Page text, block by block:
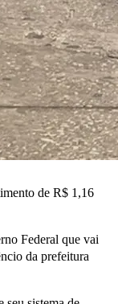
de R$ 1,16
Federal que vai
da prefeitura